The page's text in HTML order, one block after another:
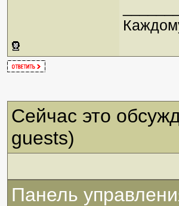
Сейчас это
guests)
Панель